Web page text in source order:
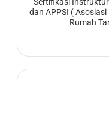
dan APPSI (
Rumah